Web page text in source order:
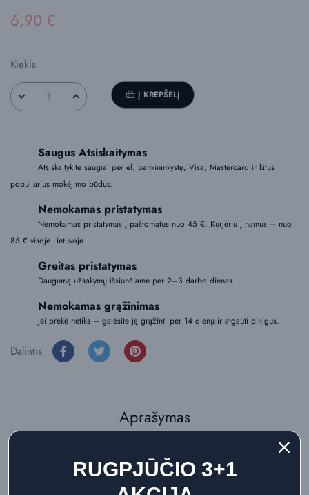
6,90 €
Kiekis
Į KREPŠELĮ
Saugus Atsiskaitymas
Atsiskaitykite saugiai per el. bankininkystę, Visa, Mastercard ir kitus
populiarius mokėjimo būdus.
Nemokamas pristatymas
Nemokamas pristatymas į paštomatus nuo 45 €. Kurjeriu į namus – nuo
85 € visoje Lietuvoje.
Greitas pristatymas
Daugumą užsakymų išsiunčiame per 2–3 darbo dienas.
Nemokamas grąžinimas
Jei prekė netiks – galėsite ją grąžinti per 14 dienų ir atgauti pinigus.
Dalintis
Aprašymas
Papildoma informacija
RUGPJŪČIO 3+1